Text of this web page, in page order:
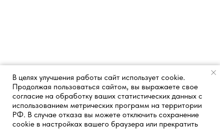
В целях улучшения работы сайт использует cookie.
Продолжая пользоваться сайтом, вы выражаете свое
согласие на обработку ваших статистических данных с
использованием метрических программ на территории
РФ. В случае отказа вы можете отключить сохранение
cookie в настройках вашего браузера или прекратить